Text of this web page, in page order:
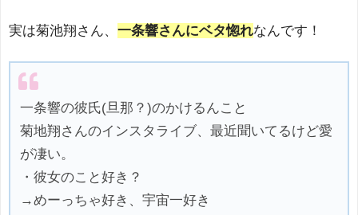
実は菊池翔さん、 一条響さんにベタ惚れなんです！
一条響の彼氏(旦那？)のかけるんこと
菊地翔さんのインスタライブ、最近聞いてるけど愛
が凄い。
・彼女のこと好き？
→めーっちゃ好き、宇宙一好き